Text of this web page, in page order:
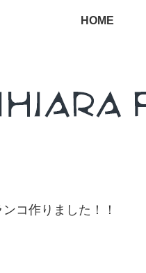
HOME
コ作りました！！